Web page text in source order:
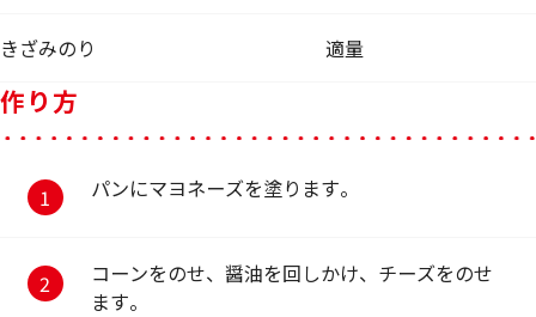
きざみのり 適量
作り方
パンにマヨネーズを塗ります。
コーンをのせ、醤油を回しかけ、チーズをのせ
ます。